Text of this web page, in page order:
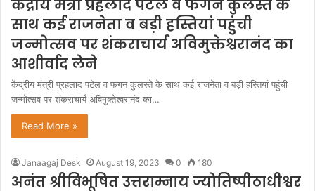
केंद्रीय मंत्री प्रहलाद पटेल व फगन कुलस्ते के
साथ कई राजनेता व बड़ी हस्तियां पहुंची
जन्मोत्सव पर शंकराचार्य अविमुक्तेश्वरानंद का
आशीर्वाद लेने
केंद्रीय मंत्री प्रहलाद पटेल व फगन कुलस्ते के साथ कई राजनेता व बड़ी हस्तियां पहुंची
जन्मोत्सव पर शंकराचार्य अविमुक्तेश्वरानंद का…
Read More »
Janaagaj Desk August 19, 2023 0 180
अनंत श्रीविभूषित उत्तराम्नाय ज्योतिष्पीठाधीश्वर